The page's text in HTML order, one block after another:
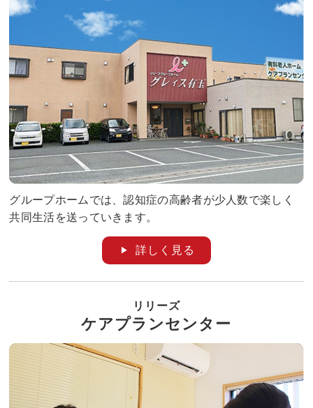
グループホームでは、認知症の高齢者が少人数で楽しく
共同生活を送っていきます。
詳しく見る
リリーズ
ケアプランセンター